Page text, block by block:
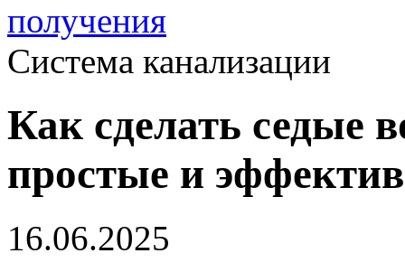
получения
Система канализации
Как сделать седые
простые и
16.06.2025